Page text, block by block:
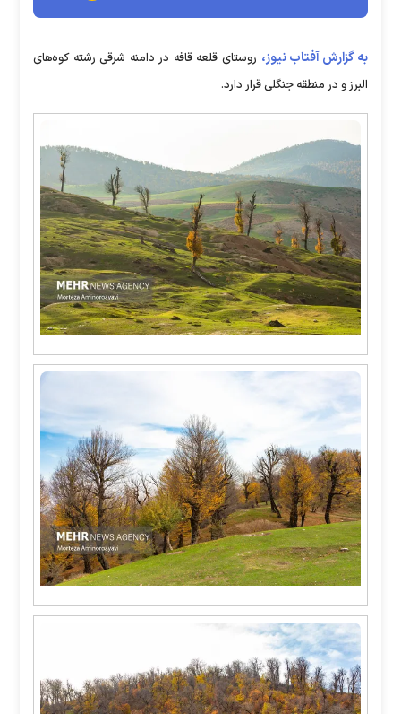
به گزارش آفتاب نیوز، روستای قلعه قافه در دامنه شرقی رشته کوه‌های
البرز و در منطقه جنگلی قرار دارد.